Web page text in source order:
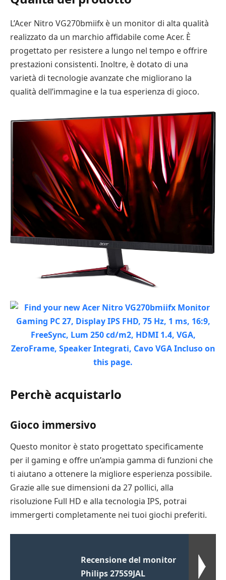
L’Acer Nitro VG270bmiifx è un monitor di alta qualità
realizzato da un marchio affidabile come Acer. È
progettato per resistere a lungo nel tempo e offrire
prestazioni consistenti. Inoltre, è dotato di una
varietà di tecnologie avanzate che migliorano la
qualità dell’immagine e la tua esperienza di gioco.
Perchè acquistarlo
Gioco immersivo
Questo monitor è stato progettato specificamente
per il gaming e offre un’ampia gamma di funzioni che
ti aiutano a ottenere la migliore esperienza possibile.
Grazie alle sue dimensioni da 27 pollici, alla
risoluzione Full HD e alla tecnologia IPS, potrai
immergerti completamente nei tuoi giochi preferiti.
Recensione del monitor
Philips 275S9JAL